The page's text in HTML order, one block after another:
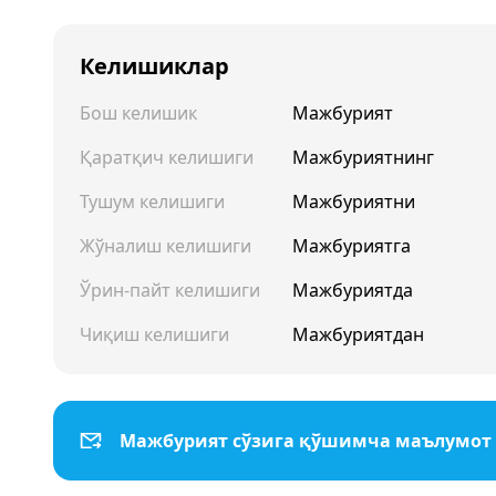
Келишиклар
Бош келишик
Мажбурият
Қаратқич келишиги
Мажбуриятнинг
Тушум келишиги
Мажбуриятни
Жўналиш келишиги
Мажбуриятга
Ўрин-пайт келишиги
Мажбуриятда
Чиқиш келишиги
Мажбуриятдан
Мажбурият сўзига қўшимча